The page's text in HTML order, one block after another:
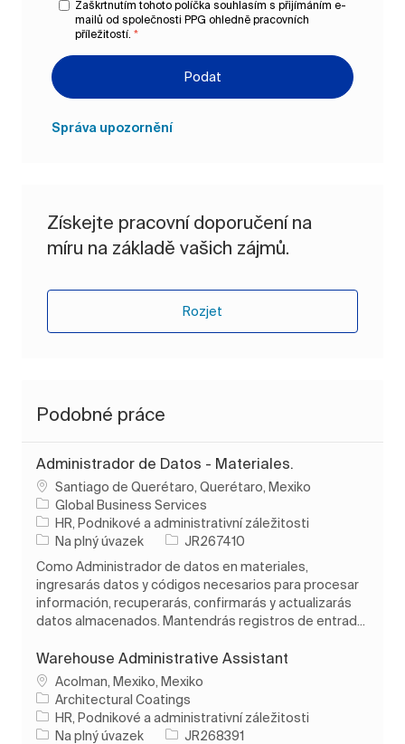
Zaškrtnutím tohoto políčka souhlasím s přijímáním e-
mailů od společnosti PPG ohledně pracovních
příležitostí. *
Podat
Správa upozornění
Získejte pracovní doporučení na
míru na základě vašich zájmů.
Rozjet
Podobné práce
Administrador de Datos - Materiales.
Umístění
Santiago de Querétaro, Querétaro, Mexiko
Global Business Services
Kategorie
HR, Podnikové a administrativní záležitosti
Typ úlohy
Na plný úvazek ID úlohy
JR267410
Como Administrador de datos en materiales,
ingresarás datos y códigos necesarios para procesar
información, recuperarás, confirmarás y actualizarás
datos almacenados. Mantendrás registros de entrad...
Warehouse Administrative Assistant
Umístění
Acolman, Mexiko, Mexiko
Architectural Coatings
Kategorie
HR, Podnikové a administrativní záležitosti
Typ úlohy
Na plný úvazek ID úlohy
JR268391